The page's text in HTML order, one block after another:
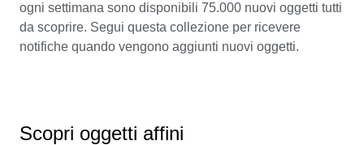
ogni settimana sono disponibili 75.000 nuovi oggetti tutti
da scoprire. Segui questa collezione per ricevere
notifiche quando vengono aggiunti nuovi oggetti.
Scopri oggetti affini